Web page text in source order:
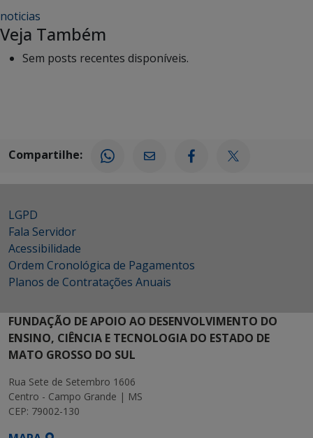
noticias
Veja Também
Sem posts recentes disponíveis.
Compartilhe:
LGPD
Fala Servidor
Acessibilidade
Ordem Cronológica de Pagamentos
Planos de Contratações Anuais
FUNDAÇÃO DE APOIO AO DESENVOLVIMENTO DO
ENSINO, CIÊNCIA E TECNOLOGIA DO ESTADO DE
MATO GROSSO DO SUL
Rua Sete de Setembro 1606
Centro - Campo Grande | MS
CEP: 79002-130